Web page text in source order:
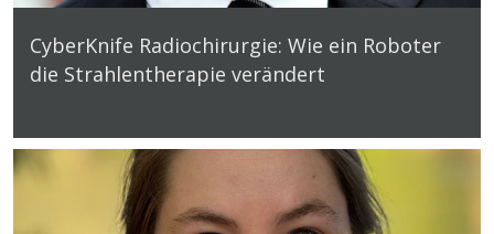
CyberKnife Radiochirurgie: Wie ein Roboter
die Strahlentherapie verändert